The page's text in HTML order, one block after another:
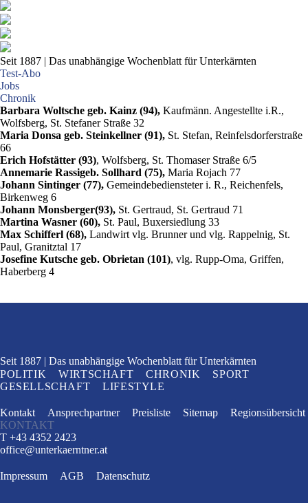
Seit 1887 | Das unabhängige Wochenblatt für Unterkärnten
Test-Abo
Jobs
Chronik
Barbara Woltsche geb. Kainz (94), Kaufmänn. Angestellte i.R.,
Wolfsberg, St. Stefaner Straße 32
Maria Donsa geb. Steinkellner (91), St. Stefan, Reinfelsdorferstraße
66
Erich Hofstätter (93), Wolfsberg, St. Thomaser Straße 6/5
Annemarie Rassigeb. Sollhard (75), Maria Rojach 77
Johann Sintinger (77), Gemeindebediensteter i. R., Reichenfels,
Birkenweg 6
Johann Monsberger(93), St. Gertraud, St. Gertraud 71
Martina Wasner (60), St. Paul, Buxersiedlung 33
Max Schifferl (68), Landwirt vlg. Brunner und vlg. Rappelnig, St.
Paul, Granitztal 17
Josefine Kutsche geb. Obrietan (101), vlg. Rupp-Oma, Griffen,
Haberberg 4
Seit 1887 Das unabhängige Wochenblatt für Unterkärnten
POLITIK
WIRTSCHAFT CHRONIK
SPORT
GESELLSCHAFT
LIFESTYLE
Kontakt Ansprechpartner Preisliste Sitemap
Regionsübersicht
KONTAKT
T +43 4352 2423
office@unterkaerntner.at
Impressum AGB Datenschutz